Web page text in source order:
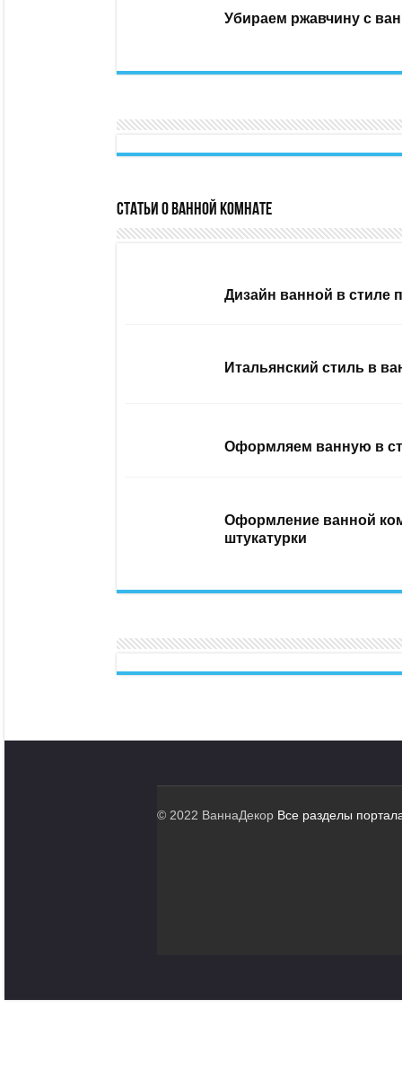
Убираем ржавчину с
Статьи о ванной комнате
Дизайн ванной в стиле
Итальянский стиль в
Оформляем ванную в
Оформление ванной
штукатурки
© 2022 ВаннаДекор Все разделы